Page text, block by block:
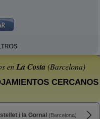
enLa Costa (Barcelona)
CERCANOS
i la Gornal (Barcelona)